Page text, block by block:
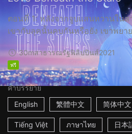
ตอนที่ 1: หลังจากจูบแสนหวานในส
เขากับลุคนั้นคบกันหรือยัง เขาพยา
30mสาธารณรัฐฟิลิปปินส์2021
ฟรี
คำบรรยาย
English
繁體中文 简体中文
Tiếng Việt ภาษาไทย 日本